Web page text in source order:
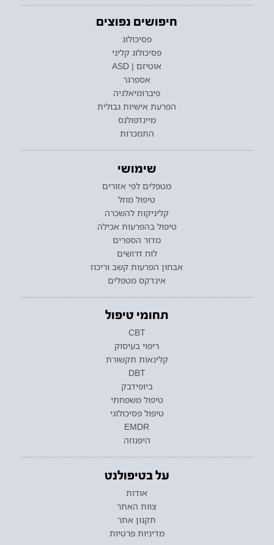
חיפושים נפוצים
פסיכולוג
פסיכולוג קליני
אוטיזם | ASD
אספרגר
פיברומיאלגיה
הפרעת אישיות גבולית
מיינדפולנס
התמכרות
שימושי
מטפלים לפי אזורים
טיפול מוזל
קליניקות להשכרה
טיפול בהפרעות אכילה
מדור הספרים
לוח דרושים
אבחון הפרעות קשב וריכוז
אינדקס מטפלים
תחומי טיפול
CBT
ריפוי בעיסוק
קלינאות תקשורת
DBT
ביופידבק
טיפול משפחתי
טיפול פסיכולוגי
EMDR
היפנוזה
על בטיפולנט
אודות
צוות האתר
תקנון אתר
מדיניות פרטיות